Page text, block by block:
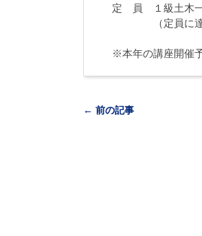
定 員 １級土木一
（定員に達し
※本年の講座開催
← 前の記事